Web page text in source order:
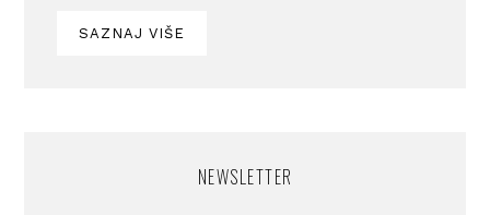
SAZNAJ VIŠE
NEWSLETTER